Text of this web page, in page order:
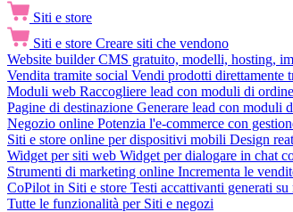
Siti e store
Siti e store Creare siti che vendono
Website builder CMS gratuito, modelli, hosting,
Vendita tramite social Vendi prodotti direttamente
Moduli web Raccogliere lead con moduli di
Pagine di destinazione Generare lead con moduli
Negozio online Potenzia l'e-commerce con
Siti e store online per dispositivi mobili Design
Widget per siti web Widget per dialogare in chat
Strumenti di marketing online Incrementa le
CoPilot in Siti e store Testi accattivanti generati
Tutte le funzionalità per Siti e negozi